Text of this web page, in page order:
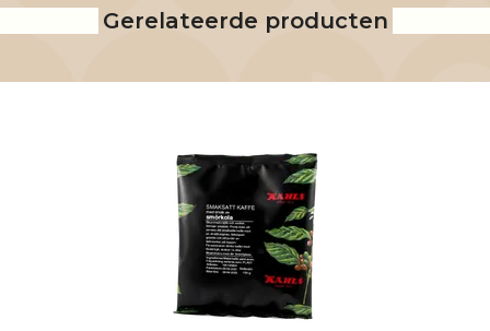
Gerelateerde producten